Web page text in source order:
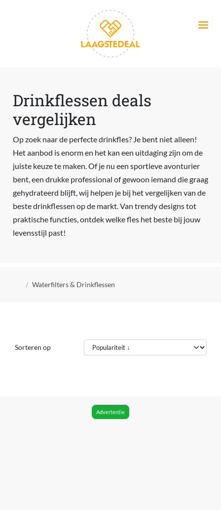
Drinkflessen deals
vergelijken
Op zoek naar de perfecte drinkfles? Je bent niet alleen!
Het aanbod is enorm en het kan een uitdaging zijn om de
juiste keuze te maken. Of je nu een sportieve avonturier
bent, een drukke professional of gewoon iemand die graag
gehydrateerd blijft, wij helpen je bij het vergelijken van de
beste drinkflessen op de markt. Van trendy designs tot
praktische functies, ontdek welke fles het beste bij jouw
levensstijl past!
Kruimelpad
Waterfilters & Drinkflessen
Sorteren op
Advertentie